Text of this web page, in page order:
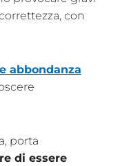
con
abbondanza
porta
di essere